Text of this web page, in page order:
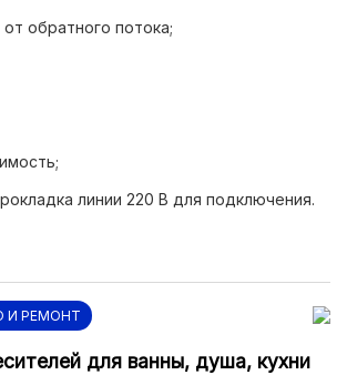
обратного потока;
линии 220 В для подключения.
И РЕМОНТ
для ванны, душа, кухни